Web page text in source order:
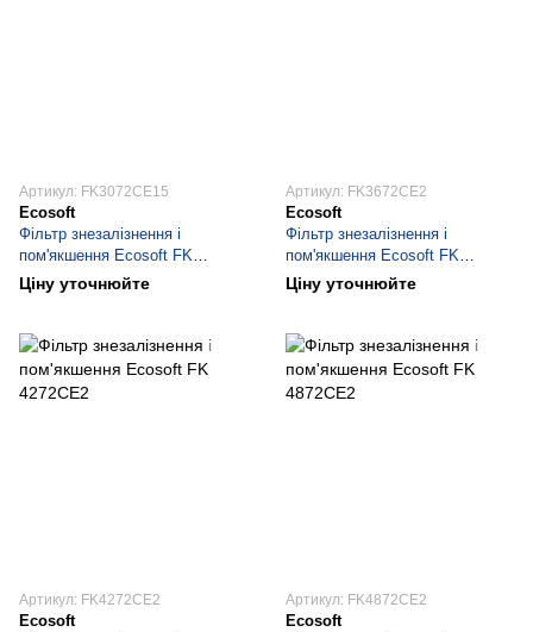
Артикул: FK3072CE15
Ecosoft
Фільтр знезалізнення і
пом'якшення Ecosoft FK
3072CE15
Ціну уточнюйте
Артикул: FK3672CE2
Ecosoft
Фільтр знезалізнення і
пом'якшення Ecosoft FK
3672CE2
Ціну уточнюйте
Артикул: FK4272CE2
Ecosoft
Артикул: FK4872CE2
Ecosoft